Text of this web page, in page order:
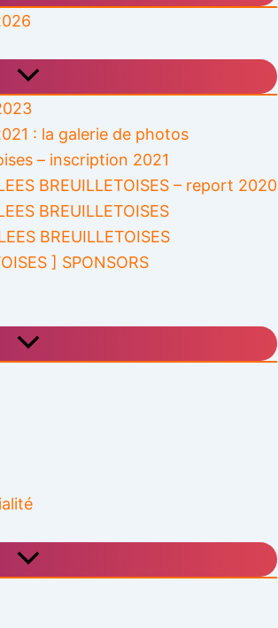
: la galerie de photos
– inscription 2021
BREUILLETOISES – report 2020
BREUILLETOISES
BREUILLETOISES
] SPONSORS